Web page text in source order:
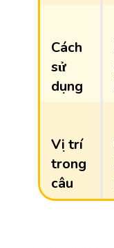
Cách
sử
dụng
Vị trí
trong
câu